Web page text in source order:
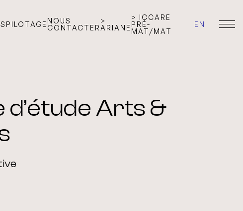
PILOTAGE NOUS
CONTACTER
>
ARIANE
> ICCARE
PRÉ-
MAT/MAT
EN
Arts &